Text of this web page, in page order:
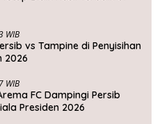
WIB
vs Tampine di Penyisihan
2026
WIB
FC Dampingi Persib
Presiden 2026